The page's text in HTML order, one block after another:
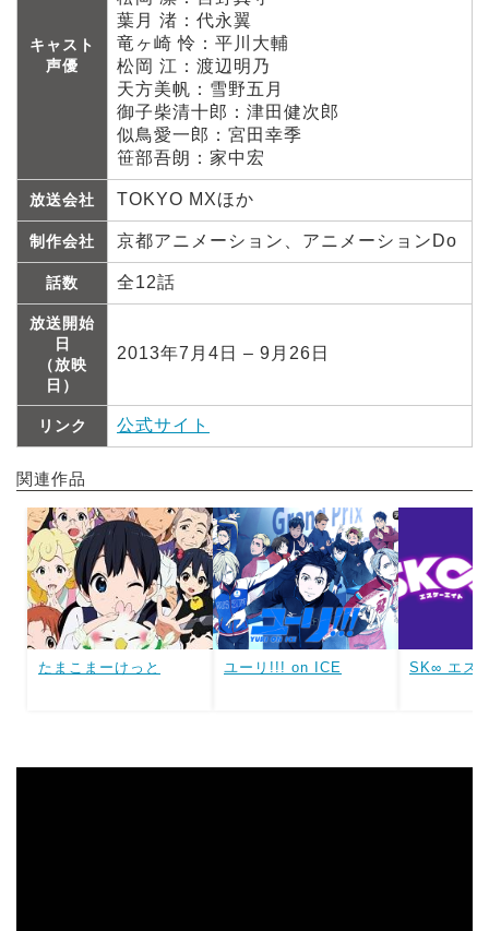
キャスト
声優
葉月 渚：代永翼
竜ヶ崎 怜：平川大輔
松岡 江：渡辺明乃
天方美帆：雪野五月
御子柴清十郎：津田健次郎
似鳥愛一郎：宮田幸季
笹部吾朗：家中宏
放送会社 TOKYO MXほか
制作会社 京都アニメーション、アニメーションDo
話数 全12話
放送開始
日
（放映
日）
2013年7月4日 – 9月26日
リンク 公式サイト
関連作品
たまこまーけっと ユーリ!!! on ICE SK∞ エス